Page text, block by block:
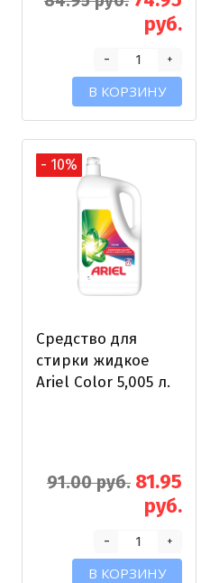
руб.
+
-
В КОРЗИНУ
- 10%
Средство для
стирки жидкое
Ariel Color 5,005 л.
91.00 руб. 81.95
руб.
+
-
В КОРЗИНУ